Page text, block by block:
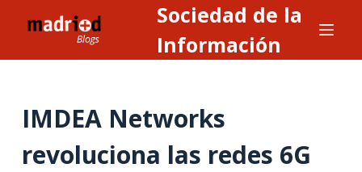
l
Sociedad de la
Información
IMDEA Networks
revoluciona las redes 6G